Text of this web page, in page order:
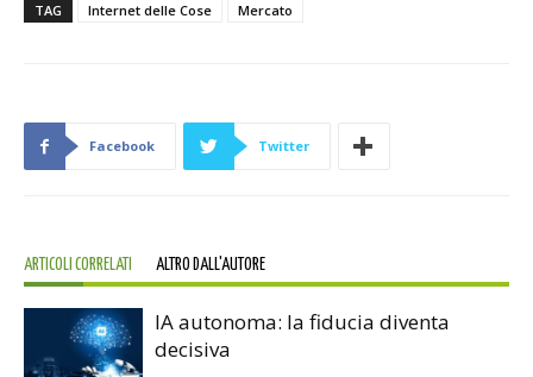
TAG Internet delle Cose Mercato
Facebook Twitter
ARTICOLI CORRELATI ALTRO DALL'AUTORE
IA autonoma: la fiducia diventa
decisiva